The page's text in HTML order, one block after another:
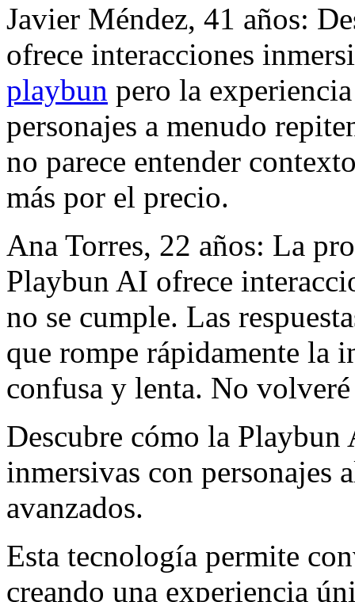
Javier Méndez, 41 años:
ofrece interacciones
playbun pero la
personajes a menudo
no parece entender
más por el precio.
Ana Torres, 22 años: La
Playbun AI ofrece
no se cumple. Las
que rompe rápidamente la
confusa y lenta. No
Descubre cómo la
inmersivas con personajes
avanzados.
Esta tecnología permite
creando una experiencia